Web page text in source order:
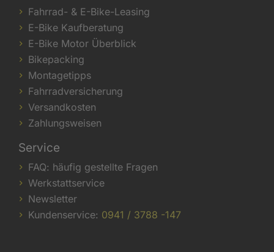
Fahrrad- & E-Bike-Leasing
E-Bike Kaufberatung
E-Bike Motor Überblick
Bikepacking
Montagetipps
Fahrradversicherung
Versandkosten
Zahlungsweisen
Service
FAQ: häufig gestellte Fragen
Werkstattservice
Newsletter
Kundenservice: 0941 / 3788 -147